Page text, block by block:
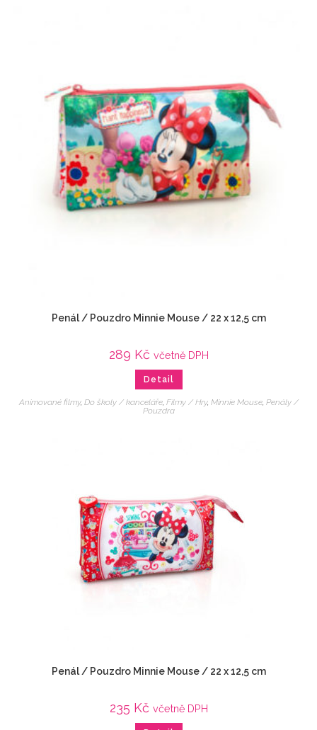
Penál / Pouzdro Minnie Mouse / 22 x 12,5 cm
289 Kč včetně DPH
Detail
Animované filmy, Do školy / kanceláře, Filmy / Hry, Minnie Mouse, Penály /
Pouzdra
Penál / Pouzdro Minnie Mouse / 22 x 12,5 cm
235 Kč včetně DPH